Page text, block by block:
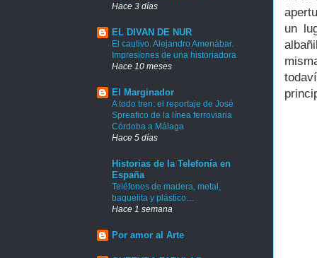
un
Hace 3 días
EL DIVAN DE NUR
El cautivo. Alejandro Amenábar.
Impresiones de una historiadora
Hace 10 meses
El Marginador
A todo tren: el reportaje de José
Spreafico de la línea ferroviaria
Córdoba a Málaga
Hace 5 días
Historias de la Telefonía en
España
Teléfonos de madera, metal,
baquelita y plástico…
Hace 1 semana
Por amor al Arte